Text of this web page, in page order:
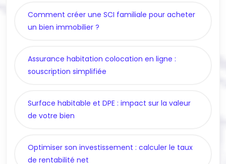
Comment créer une SCI familiale pour acheter
un bien immobilier ?
Assurance habitation colocation en ligne :
souscription simplifiée
Surface habitable et DPE : impact sur la valeur
de votre bien
Optimiser son investissement : calculer le taux
de rentabilité net